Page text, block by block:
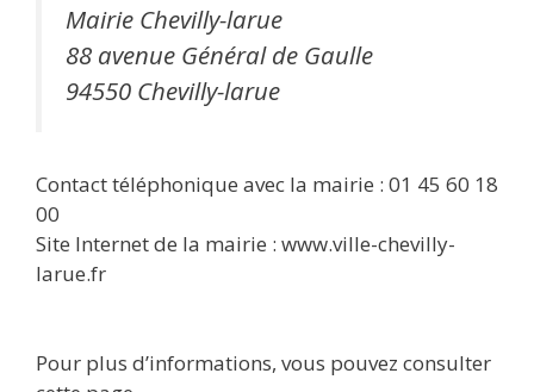
Mairie Chevilly-larue
88 avenue Général de Gaulle
94550 Chevilly-larue
Contact téléphonique avec la mairie : 01 45 60 18
00
Site Internet de la mairie : www.ville-chevilly-
larue.fr
Pour plus d’informations, vous pouvez consulter